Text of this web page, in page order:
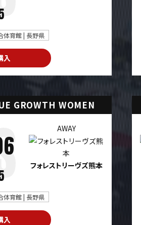
体育館 | 長野県
入
GROWTH WOMEN
AWAY
フォレストリーヴズ熊本
体育館 | 長野県
入